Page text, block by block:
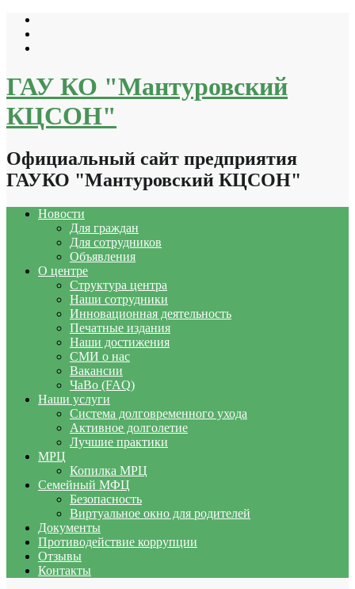
Перейти
содержимому
ГАУ КО "Мантуровский
КЦСОН"
Официальный сайт предприятия
ГАУКО "Мантуровский КЦСОН"
Новости
Для граждан
Для сотрудников
Объявления
О центре
Структура центра
Наши сотрудники
Инновационная деятельность
Печатные издания
Наши достижения
СМИ о нас
Вакансии
ЧаВо (FAQ)
Наши услуги
Система долговременного ухода
Активное долголетие
Лучшие практики
МРЦ
Копилка МРЦ
Семейный МФЦ
Безопасность
Виртуальное окно для родителей
Документы
Противодействие коррупции
Отзывы
Контакты